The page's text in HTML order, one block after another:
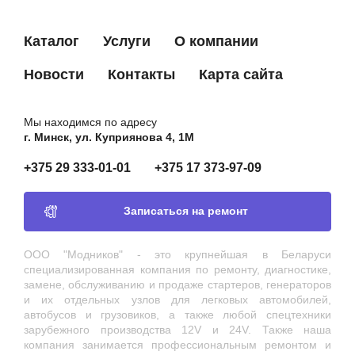
Каталог Услуги О компании
Новости Контакты Карта сайта
Мы находимся по адресу
г. Минск, ул. Куприянова 4, 1М
+375 29 333-01-01 +375 17 373-97-09
Записаться на ремонт
ООО "Модников" - это крупнейшая в Беларуси
специализированная компания по ремонту, диагностике,
замене, обслуживанию и продаже стартеров, генераторов
и их отдельных узлов для легковых автомобилей,
автобусов и грузовиков, а также любой спецтехники
зарубежного производства 12V и 24V. Также наша
компания занимается профессиональным ремонтом и